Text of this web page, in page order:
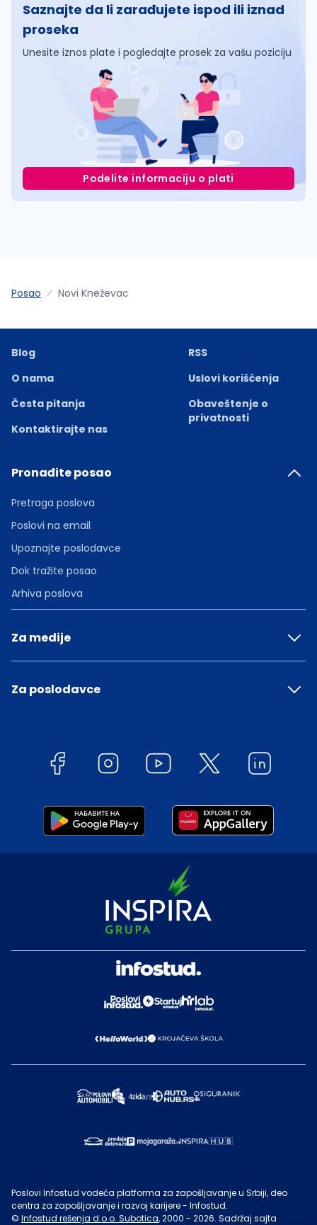
Saznajte da li zarađujete ispod ili iznad
proseka
Unesite iznos plate i pogledajte prosek za vašu poziciju
Podelite informaciju o plati
Posao Novi Kneževac
Blog
O nama
Česta pitanja
Kontaktirajte nas
RSS
Uslovi korišćenja
Obaveštenje o
privatnosti
Pronađite posao
Pretraga poslova
Poslovi na email
Upoznajte poslodavce
Dok tražite posao
Arhiva poslova
Za medije
Za poslodavce
Poslovi Infostud vodeća platforma za zapošljavanje u Srbiji, deo
centra za zapošljavanje i razvoj karijere - Infostud.
© Infostud rešenja d.o.o. Subotica, 2000 - 2026. Sadržaj sajta